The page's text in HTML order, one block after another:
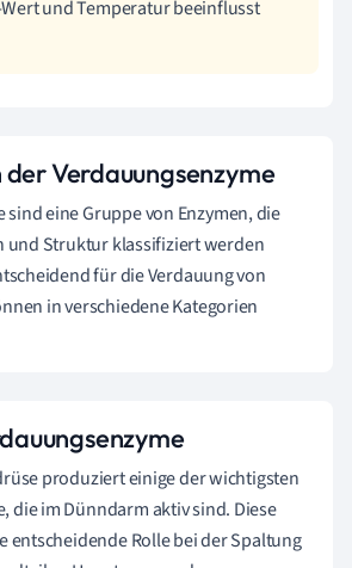
und Temperatur beeinflusst
Verdauungsenzyme
sind eine Gruppe von Enzymen, die
und Struktur klassifiziert werden
für die Verdauung von
in verschiedene Kategorien
produziert einige der wichtigsten
die im Dünndarm aktiv sind. Diese
entscheidende Rolle bei der Spaltung